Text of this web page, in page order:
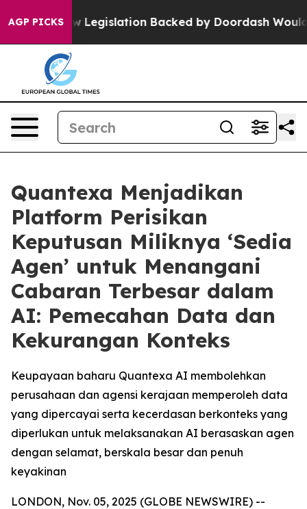
AGP PICKS
new Legislation Backed by Doordash Would
Quantexa Menjadikan
Platform Perisikan
Keputusan Miliknya ‘Sedia
Agen’ untuk Menangani
Cabaran Terbesar dalam
AI: Pemecahan Data dan
Kekurangan Konteks
Keupayaan baharu Quantexa AI membolehkan
perusahaan dan agensi kerajaan memperoleh data
yang dipercayai serta kecerdasan berkonteks yang
diperlukan untuk melaksanakan AI berasaskan agen
dengan selamat, berskala besar dan penuh
keyakinan
LONDON, Nov. 05, 2025 (GLOBE NEWSWIRE) --